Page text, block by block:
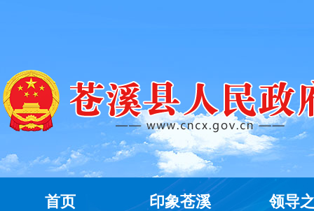
首页 印象苍溪 领导